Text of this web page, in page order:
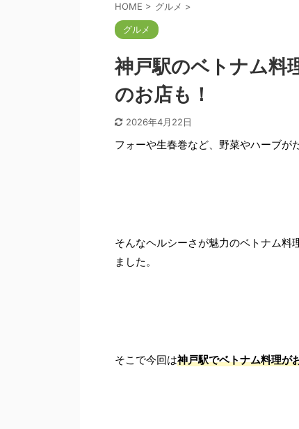
HOME > グルメ >
グルメ
神戸駅のベトナム料
のお店も！
2026年4月22日
フォーや生春巻など、野菜やハーブが
そんなヘルシーさが魅力のベトナム料
ました。
そこで今回は神戸駅でベトナム料理が